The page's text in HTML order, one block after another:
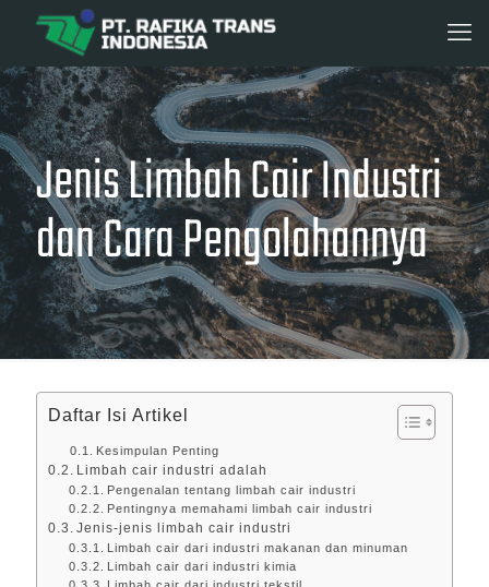
Jenis Limbah Cair Industri
dan Cara Pengolahannya
Daftar Isi Artikel
Kesimpulan Penting
Limbah cair industri adalah
Pengenalan tentang limbah cair industri
Pentingnya memahami limbah cair industri
Jenis-jenis limbah cair industri
Limbah cair dari industri makanan dan minuman
Limbah cair dari industri kimia